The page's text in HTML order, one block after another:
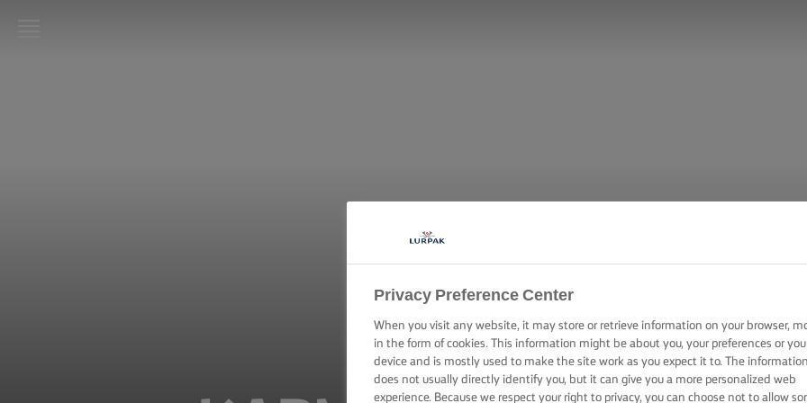
Privacy Preference Center
When you visit any website, it may store or retrieve information on your browser,
in the form of cookies. This information might be about you, your preferences or
device and is mostly used to make the site work as you expect it to. The information
does not usually directly identify you, but it can give you a more personalized web
experience. Because we respect your right to privacy, you can choose not to allow